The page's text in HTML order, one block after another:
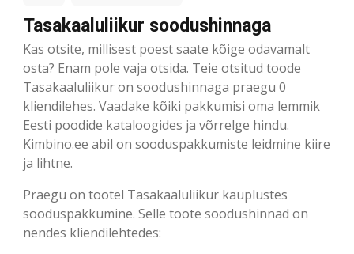
Tasakaaluliikur soodushinnaga
Kas otsite, millisest poest saate kõige odavamalt
osta? Enam pole vaja otsida. Teie otsitud toode
Tasakaaluliikur on soodushinnaga praegu 0
kliendilehes. Vaadake kõiki pakkumisi oma lemmik
Eesti poodide kataloogides ja võrrelge hindu.
Kimbino.ee abil on sooduspakkumiste leidmine kiire
ja lihtne.
Praegu on tootel Tasakaaluliikur kauplustes
sooduspakkumine. Selle toote soodushinnad on
nendes kliendilehtedes: